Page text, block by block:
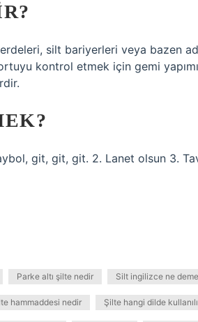
silt bariyerleri veya bazen
kontrol etmek için gemi
git, git, git. 2. Lanet olsun 3.
Parke altı şilte nedir Silt ingilizce ne
hammaddesi nedir Şilte hangi dilde